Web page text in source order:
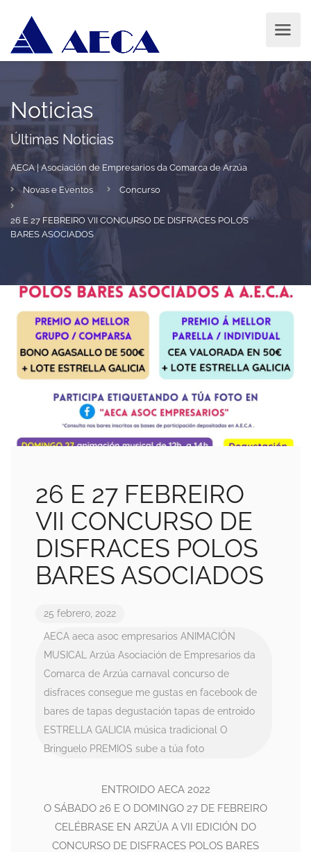
Noticias
Últimas Noticias
AECA | Asociación de Empresarios da Comarca de Arzúa
Novas e Eventos Concurso
26 E 27 FEBREIRO VII CONCURSO DE DISFRACES POLOS
BARES ASOCIADOS
26 E 27 FEBREIRO
VII CONCURSO DE
DISFRACES POLOS
BARES ASOCIADOS
25 febrero, 2022
AECA aeca asoc empresarios ANIMACIÓN
MUSICAL Arzúa Asociación de Empresarios da
Comarca de Arzúa carnaval concurso de
disfraces consegue me gustas en facebook de
bares de tapas degustación tapas de entroido
ESTRELLA GALICIA música tradicional O
Bringuelo PREMIOS sube a túa foto
ENTROIDO AECA 2022
O SÁBADO 26 E O DOMINGO 27 DE FEBREIRO
CELÉBRASE EN ARZÚA A VII EDICIÓN DO
CONCURSO DE DISFRACES POLOS BARES